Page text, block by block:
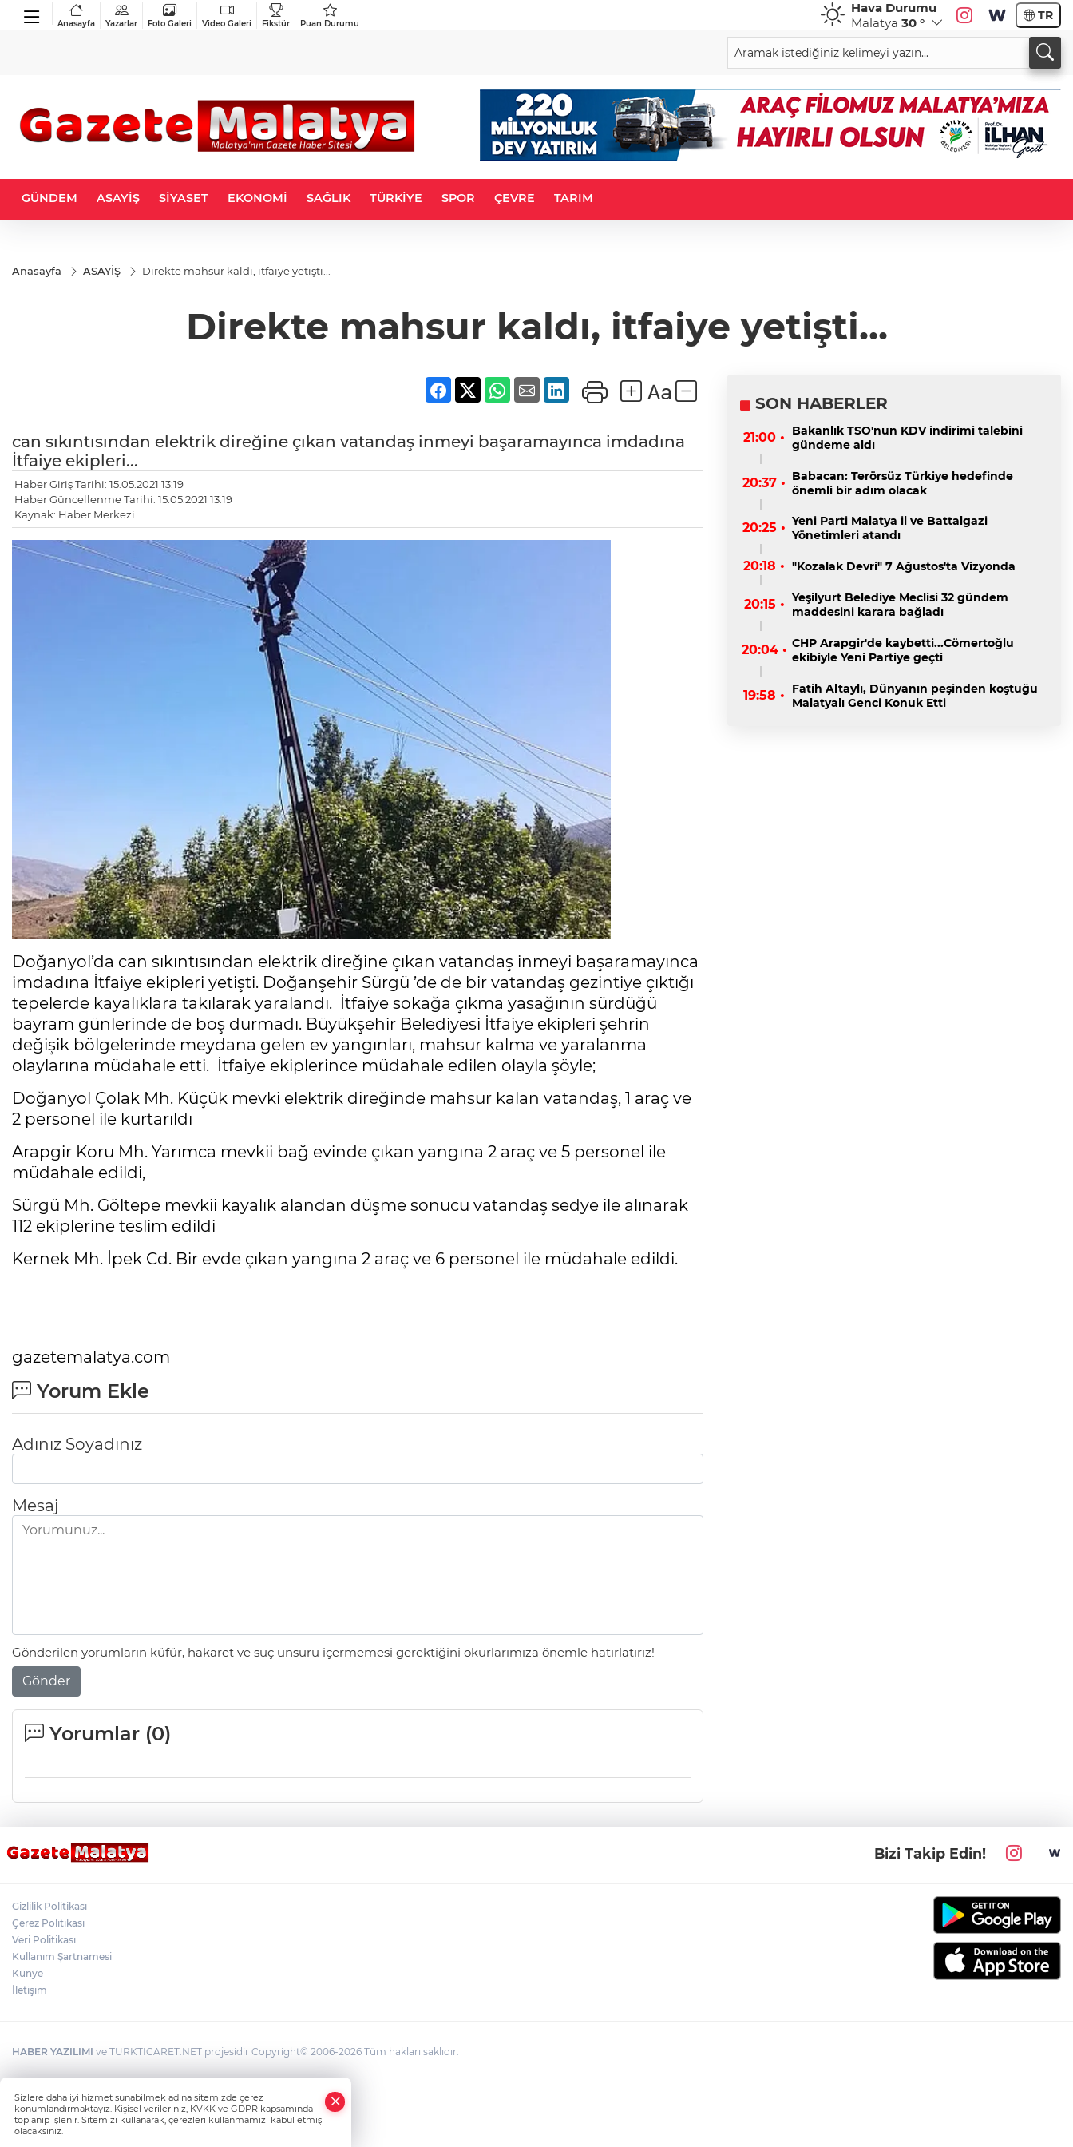
Anasayfa Yazarlar Foto Galeri Video Galeri Fikstür Puan Durumu
Hava Durumu
Malatya 30 ° TR
GÜNDEM ASAYİŞ SİYASET EKONOMİ SAĞLIK TÜRKİYE SPOR ÇEVRE TARIM
Anasayfa ASAYİŞ Direkte mahsur kaldı, itfaiye yetişti...
Direkte mahsur kaldı, itfaiye yetişti...
can sıkıntısından elektrik direğine çıkan vatandaş inmeyi başaramayınca imdadına
İtfaiye ekipleri...
Haber Giriş Tarihi: 15.05.2021 13:19
Haber Güncellenme Tarihi: 15.05.2021 13:19
Kaynak: Haber Merkezi
Doğanyol’da can sıkıntısından elektrik direğine çıkan vatandaş inmeyi başaramayınca
imdadına İtfaiye ekipleri yetişti. Doğanşehir Sürgü ’de de bir vatandaş gezintiye çıktığı
tepelerde kayalıklara takılarak yaralandı. İtfaiye sokağa çıkma yasağının sürdüğü
bayram günlerinde de boş durmadı. Büyükşehir Belediyesi İtfaiye ekipleri şehrin
değişik bölgelerinde meydana gelen ev yangınları, mahsur kalma ve yaralanma
olaylarına müdahale etti. İtfaiye ekiplerince müdahale edilen olayla şöyle;
Doğanyol Çolak Mh. Küçük mevki elektrik direğinde mahsur kalan vatandaş, 1 araç ve
2 personel ile kurtarıldı
Arapgir Koru Mh. Yarımca mevkii bağ evinde çıkan yangına 2 araç ve 5 personel ile
müdahale edildi,
Sürgü Mh. Göltepe mevkii kayalık alandan düşme sonucu vatandaş sedye ile alınarak
112 ekiplerine teslim edildi
Kernek Mh. İpek Cd. Bir evde çıkan yangına 2 araç ve 6 personel ile müdahale edildi.
gazetemalatya.com
Yorum Ekle
Adınız Soyadınız
Mesaj
Gönderilen yorumların küfür, hakaret ve suç unsuru içermemesi gerektiğini okurlarımıza önemle hatırlatırız!
Gönder
Yorumlar (0)
SON HABERLER
21:00 •
Bakanlık TSO'nun KDV indirimi talebini
gündeme aldı
20:37 • Babacan: Terörsüz Türkiye hedefinde
önemli bir adım olacak
20:25 • Yeni Parti Malatya il ve Battalgazi
Yönetimleri atandı
20:18 • "Kozalak Devri" 7 Ağustos'ta Vizyonda
20:15 • Yeşilyurt Belediye Meclisi 32 gündem
maddesini karara bağladı
20:04 • CHP Arapgir'de kaybetti...Cömertoğlu
ekibiyle Yeni Partiye geçti
19:58 •
Fatih Altaylı, Dünyanın peşinden koştuğu
Malatyalı Genci Konuk Etti
Bizi Takip Edin!
Gizlilik Politikası
Çerez Politikası
Veri Politikası
Kullanım Şartnamesi
Künye
İletişim
HABER YAZILIMI ve TURKTICARET.NET projesidir Copyright© 2006-2026 Tüm hakları saklıdır.
Sizlere daha iyi hizmet sunabilmek adına sitemizde çerez
konumlandırmaktayız. Kişisel verileriniz, KVKK ve GDPR kapsamında
toplanıp işlenir. Sitemizi kullanarak, çerezleri kullanmamızı kabul etmiş
olacaksınız.
Whatsapp